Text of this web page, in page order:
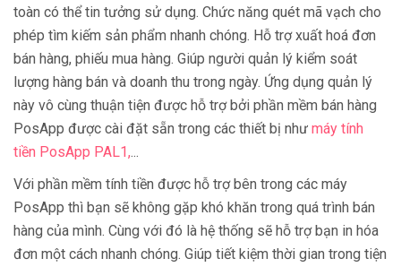
toàn có thể tin tưởng sử dụng. Chức năng quét mã vạch cho
phép tìm kiếm sản phẩm nhanh chóng. Hỗ trợ xuất hoá đơn
bán hàng, phiếu mua hàng. Giúp người quản lý kiểm soát
lượng hàng bán và doanh thu trong ngày. Ứng dụng quản lý
này vô cùng thuận tiện được hỗ trợ bởi phần mềm bán hàng
PosApp được cài đặt sẵn trong các thiết bị như máy tính
tiền PosApp PAL1,...
Với phần mềm tính tiền được hỗ trợ bên trong các máy
PosApp thì bạn sẽ không gặp khó khăn trong quá trình bán
hàng của mình. Cùng với đó là hệ thống sẽ hỗ trợ bạn in hóa
đơn một cách nhanh chóng. Giúp tiết kiệm thời gian trong tiện